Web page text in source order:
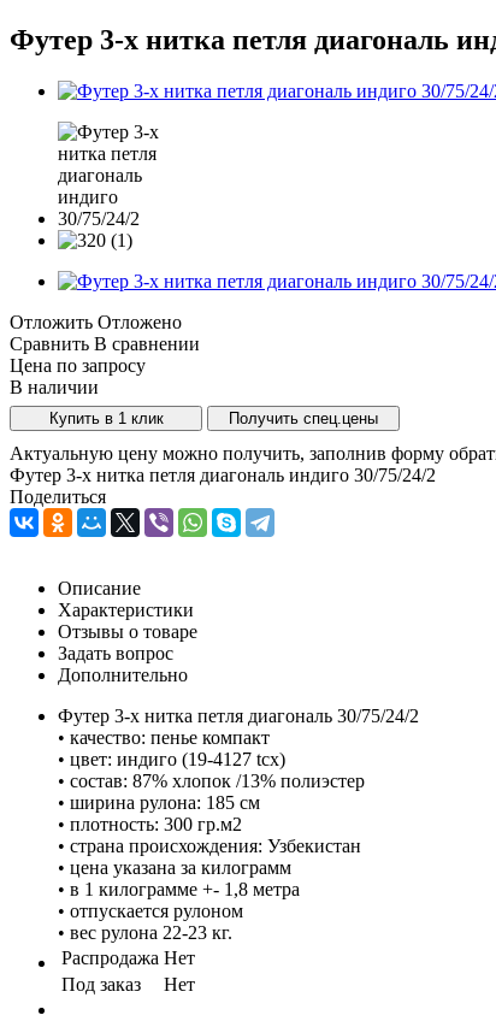
Футер 3-х нитка петля диагональ
Отложить Отложено
Сравнить В сравнении
Цена по запросу
В наличии
Купить в 1 клик Получить спец.цены
Актуальную цену можно получить, заполнив форму
Футер 3-х нитка петля диагональ индиго 30/75/24/2
Поделиться
Описание
Характеристики
Отзывы о товаре
Задать вопрос
Дополнительно
Футер 3-х нитка петля диагональ 30/75/24/2
• качество: пенье компакт
• цвет: индиго (19-4127 tcx)
• состав: 87% хлопок /13% полиэстер
• ширина рулона: 185 см
• плотность: 300 гр.м2
• страна происхождения: Узбекистан
• цена указана за килограмм
• в 1 килограмме +- 1,8 метра
• отпускается рулоном
• вес рулона 22-23 кг.
Распродажа Нет
Под заказ
Нет